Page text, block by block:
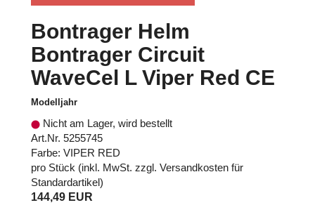
Bontrager Helm
Bontrager Circuit
WaveCel L Viper Red CE
Modelljahr
Nicht am Lager, wird bestellt
Art.Nr. 5255745
Farbe: VIPER RED
pro Stück (inkl. MwSt. zzgl. Versandkosten für
Standardartikel)
144,49 EUR